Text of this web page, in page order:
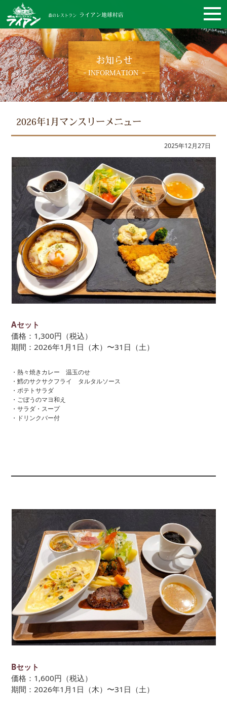
森のレストラン ライアン地球村店
お知らせ
INFORMATION
2026年1月マンスリーメニュー
2025年12月27日
Aセット
価格：1,300円（税込）
期間：2026年1月1日（木）〜31日（土）
・熱々焼きカレー 温玉のせ
・鱈のサクサクフライ タルタルソース
・ポテトサラダ
・ごぼうのマヨ和え
・サラダ・スープ
・ドリンクバー付
Bセット
価格：1,600円（税込）
期間：2026年1月1日（木）〜31日（土）